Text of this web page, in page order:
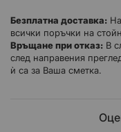
Използвайки нашия 30-
опит, ние сме съчетали
материали и прецизни
заводски състезателни
Контролите за
Безплатна доставка:
всички поръчки на
Връщане при отказ: В
след направения
ѝ са за Ваша сметка.